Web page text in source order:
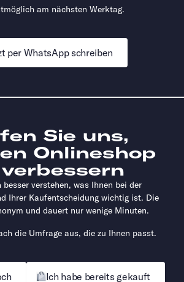
am nächsten Werktag.
per WhatsApp schreiben
Sie uns,
Onlineshop
verstehen, was Ihnen bei der
Ihrer Kaufentscheidung wichtig ist. Die
und dauert nur wenige Minuten.
die Umfrage aus, die zu Ihnen passt.
Ich habe bereits gekauft